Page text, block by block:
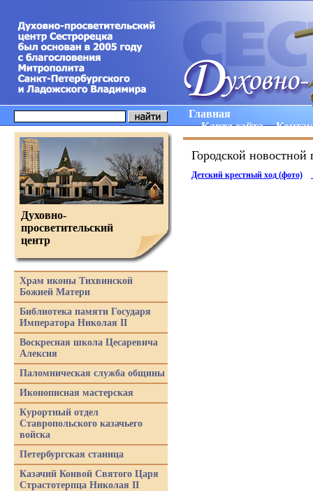
Главная
Карта сайта
Городской
Детский крестный ход (фото)
Духовно-
просветительский
центр
Храм иконы Тихвинской
Божией Матери
Библиотека памяти Государя
Императора Николая II
Воскресная школа Цесаревича
Алексия
Паломническая служба общины
Иконописная мастерская
Курортный отдел
Ставропольского казачьего
войска
Петербургская станица
Казачий Конвой Святого Царя
Страстотерпца Николая II